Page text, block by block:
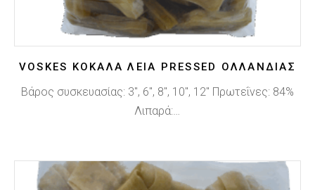
VOSKES ΚΌΚΑΛΑ ΛΕΊΑ PRESSED ΟΛΛΑΝΔΊΑΣ
Βάρος συσκευασίας: 3", 6", 8", 10", 12" Πρωτεΐνες: 84%
Λιπαρά:…